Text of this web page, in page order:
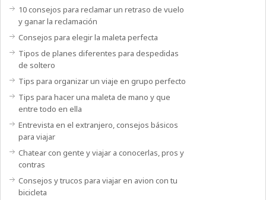
10 consejos para reclamar un retraso de vuelo
y ganar la reclamación
Consejos para elegir la maleta perfecta
Tipos de planes diferentes para despedidas
de soltero
Tips para organizar un viaje en grupo perfecto
Tips para hacer una maleta de mano y que
entre todo en ella
Entrevista en el extranjero, consejos básicos
para viajar
Chatear con gente y viajar a conocerlas, pros y
contras
Consejos y trucos para viajar en avion con tu
bicicleta